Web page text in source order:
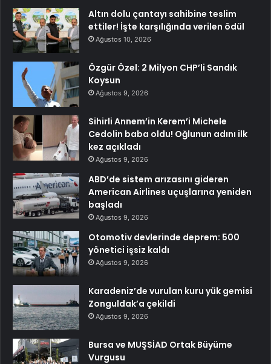
Altın dolu çantayı sahibine teslim
ettiler! İşte karşılığında verilen ödül
Ağustos 10, 2026
Özgür Özel: 2 Milyon CHP’li Sandık
Koysun
Ağustos 9, 2026
Sihirli Annem’in Kerem’i Michele
Cedolin baba oldu! Oğlunun adını ilk
kez açıkladı
Ağustos 9, 2026
ABD’de sistem arızasını gideren
American Airlines uçuşlarına yeniden
başladı
Ağustos 9, 2026
Otomotiv devlerinde deprem: 500
yönetici işsiz kaldı
Ağustos 9, 2026
Karadeniz’de vurulan kuru yük gemisi
Zonguldak’a çekildi
Ağustos 9, 2026
Bursa ve MUŞSİAD Ortak Büyüme
Vurgusu